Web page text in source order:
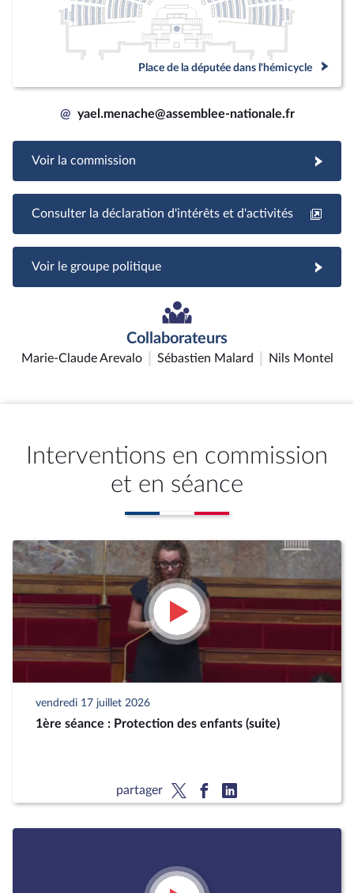
Place de la députée dans l'hémicycle
@ yael.menache@assemblee-nationale.fr
Voir la commission
Consulter la déclaration d'intérêts et d'activités
Voir le groupe politique
Collaborateurs
Marie-Claude Arevalo Sébastien Malard Nils Montel
Interventions en commission
et en séance
vendredi 17 juillet 2026
1ère séance : Protection des enfants (suite)
partager